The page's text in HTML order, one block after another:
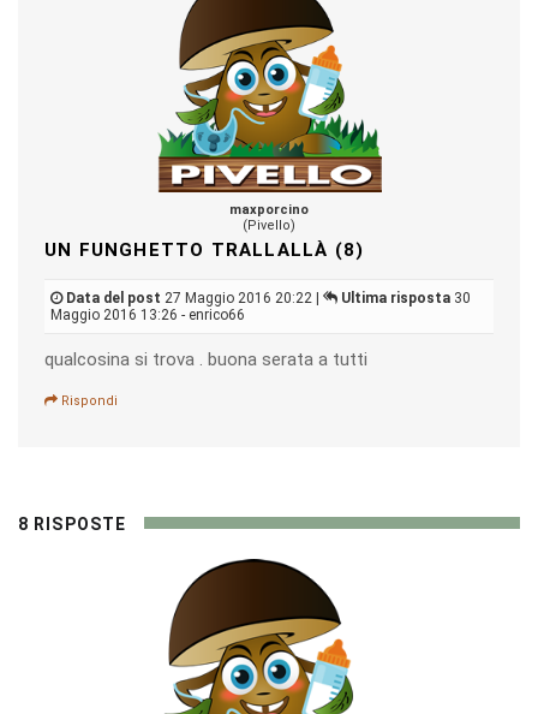
maxporcino
(Pivello)
UN FUNGHETTO TRALLALLÀ (8)
Data del post 27 Maggio 2016 20:22 | Ultima risposta 30
Maggio 2016 13:26 - enrico66
qualcosina si trova . buona serata a tutti
Rispondi
8 RISPOSTE